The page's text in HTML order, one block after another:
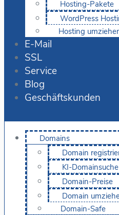
Hosting-Pakete
WordPress
Hosting
E-Mail
SSL
Service
Blog
Geschäftskunden
Domains
Domain
KI-Domainsuche
Domain-Preise
Domain
Domain-Safe